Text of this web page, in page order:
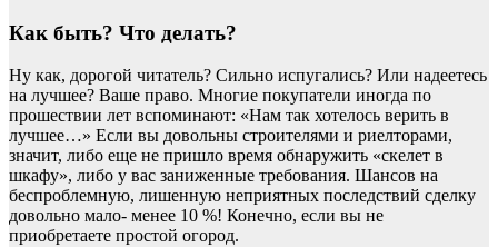
Как быть? Что делать?
Ну как, дорогой читатель? Сильно испугались? Или надеетесь
на лучшее? Ваше право. Многие покупатели иногда по
прошествии лет вспоминают: «Нам так хотелось верить в
лучшее…» Если вы довольны строителями и риелторами,
значит, либо еще не пришло время обнаружить «скелет в
шкафу», либо у вас заниженные требования. Шансов на
беспроблемную, лишенную неприятных последствий сделку
довольно мало- менее 10 %! Конечно, если вы не
приобретаете простой огород.